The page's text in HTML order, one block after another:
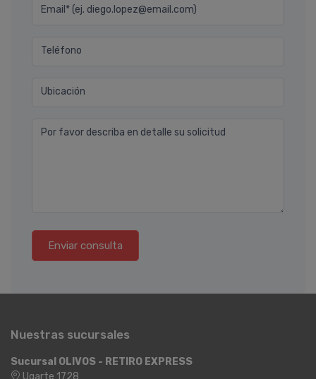
Email* (ej. diego.lopez@email.com)
Teléfono
Ubicación
Por favor describa en detalle su solicitud
Enviar consulta
Nuestras sucursales
Sucursal OLIVOS - RETIRO EXPRESS
Ugarte 1728